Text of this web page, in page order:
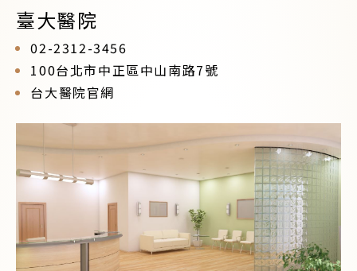
臺大醫院
02-2312-3456
100台北市中正區中山南路7號
台大醫院官網